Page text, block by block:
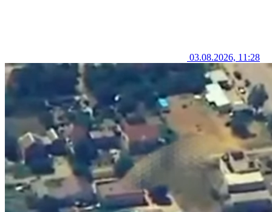
03.08.2026, 11:28